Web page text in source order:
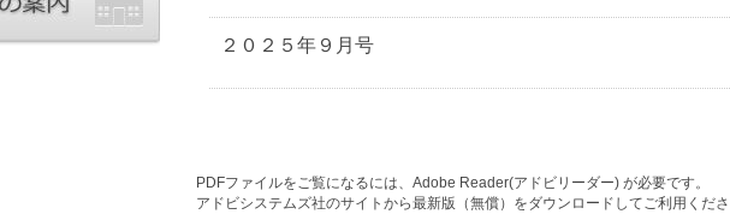
２０２５年９月号
PDFファイルをご覧になるには、Adobe Reader(アドビリーダー) が必要です。
アドビシステムズ社のサイトから最新版（無償）をダウンロードしてご利用くだ